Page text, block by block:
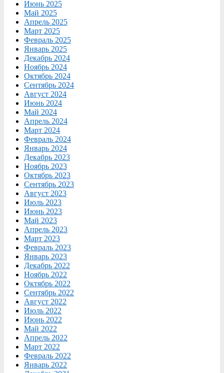
Июнь 2025
Май 2025
Апрель 2025
Март 2025
Февраль 2025
Январь 2025
Декабрь 2024
Ноябрь 2024
Октябрь 2024
Сентябрь 2024
Август 2024
Июнь 2024
Май 2024
Апрель 2024
Март 2024
Февраль 2024
Январь 2024
Декабрь 2023
Ноябрь 2023
Октябрь 2023
Сентябрь 2023
Август 2023
Июль 2023
Июнь 2023
Май 2023
Апрель 2023
Март 2023
Февраль 2023
Январь 2023
Декабрь 2022
Ноябрь 2022
Октябрь 2022
Сентябрь 2022
Август 2022
Июль 2022
Июнь 2022
Май 2022
Апрель 2022
Март 2022
Февраль 2022
Январь 2022